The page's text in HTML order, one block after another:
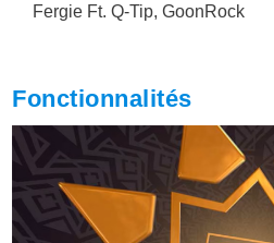
Fergie Ft. Q-Tip, GoonRock
Fonctionnalités